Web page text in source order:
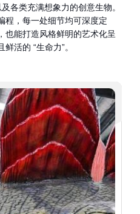
类充满想象力的创意生物。
程，每一处细节均可深度定
也能打造风格鲜明的艺术化呈
活的 “生命力”。